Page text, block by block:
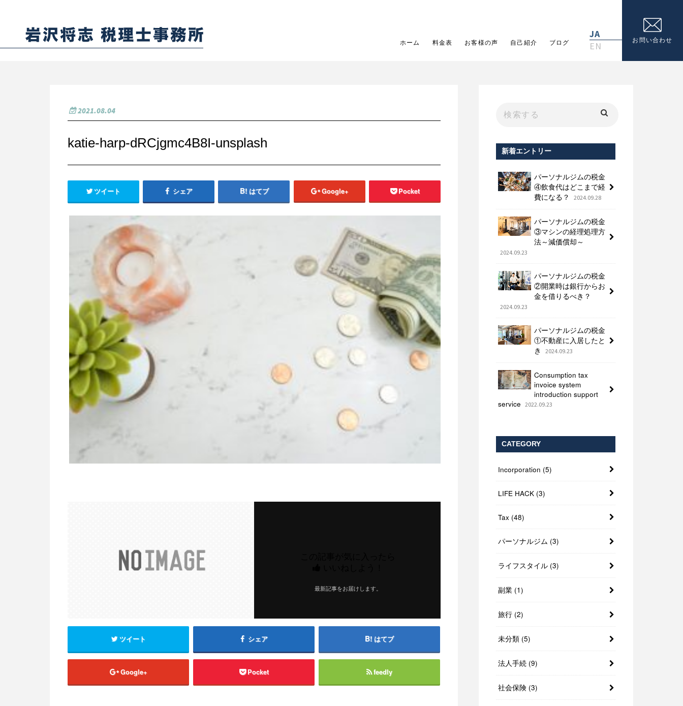
ホーム 料金表 お客様の声 自己紹介 ブログ
JA
EN
お問い合わせ
2021.08.04
katie-harp-dRCjgmc4B8I-unsplash
ツイート シェア はてブ Google+ Pocket
最新記事をお届けします。
ツイート シェア はてブ
Google+ Pocket feedly
新着エントリー
パーソナルジムの税金
④飲食代はどこまで経
費になる？
2024.09.28
パーソナルジムの税金
③マシンの経理処理方
法～減価償却～
2024.09.23
パーソナルジムの税金
②開業時は銀行からお
金を借りるべき？
2024.09.23
パーソナルジムの税金
①不動産に入居したと
き
2024.09.23
Consumption tax
invoice system
introduction support
service 2022.09.23
CATEGORY
Incorporation (5)
LIFE HACK (3)
Tax (48)
パーソナルジム (3)
ライフスタイル (3)
副業 (1)
旅行 (2)
未分類 (5)
法人手続 (9)
社会保険 (3)